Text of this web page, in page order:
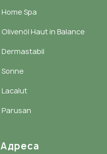
Home Spa
Olivenöl Haut in Balance
Dermastabil
Sonne
Lacalut
Parusan
Адреса